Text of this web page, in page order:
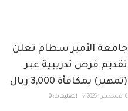
جامعة الأمير سطام تعلن
تقديم فرص تدريبية عبر
(تمهير) بمكافأة 3,000 ريال
6 أغسطس، 2026 / التعليقات: 0